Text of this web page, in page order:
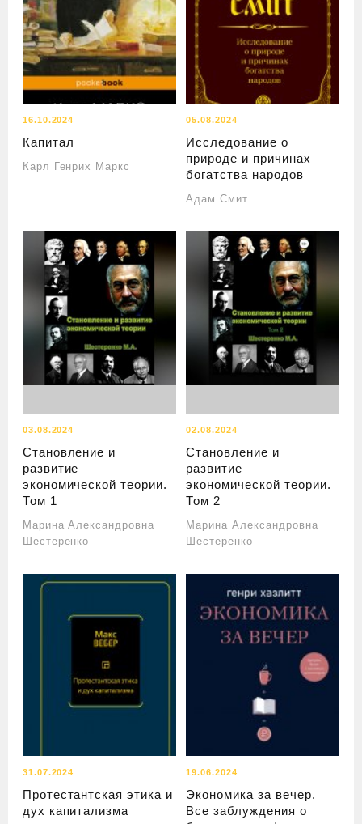
16.10.2024
Капитал
Карл Генрих Маркс
05.08.2024
Исследование о
природе и причинах
богатства народов
Адам Смит
03.08.2024
Становление и
развитие
экономической теории.
Том 1
Марина Александровна
Шестеренко
02.08.2024
Становление и
развитие
экономической теории.
Том 2
Марина Александровна
Шестеренко
31.07.2024
Протестантская этика и
дух капитализма
19.06.2024
Экономика за вечер.
Все заблуждения о